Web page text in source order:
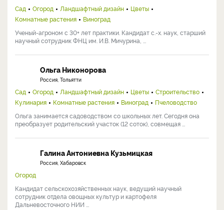
Сад Огород Ландшафтный дизайн
Цветы
Комнатные растения
Виноград
Ученый-агроном с 30+ лет практики. Кандидат с.-х. наук, старший
научный сотрудник ФНЦ им. И.В. Мичурина, ...
Ольга Никонорова
Россия, Тольятти
Сад Огород Ландшафтный дизайн Цветы
Строительство
Кулинария
Комнатные растения Виноград
Пчеловодство
Ольга занимается садоводством со школьных лет. Сегодня она
преобразует родительский участок (12 соток), совмещая ...
Галина Антониевна Кузьмицкая
Россия, Хабаровск
Огород
Кандидат сельскохозяйственных наук, ведущий научный
сотрудник отдела овощных культур и картофеля
Дальневосточного НИИ ...